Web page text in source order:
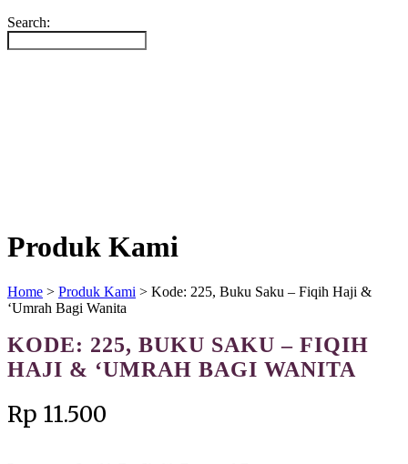
Search:
Produk Kami
Home > Produk Kami > Kode: 225, Buku Saku – Fiqih Haji &
‘Umrah Bagi Wanita
KODE: 225, BUKU SAKU – FIQIH
HAJI & ‘UMRAH BAGI WANITA
Rp 11.500